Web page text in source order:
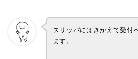
スリッパにはきかえて受付
ます。